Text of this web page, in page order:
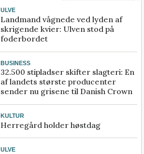
ULVE
Landmand vågnede ved lyden af
skrigende kvier: Ulven stod på
foderbordet
BUSINESS
32.500 stipladser skifter slagteri: En
af landets største producenter
sender nu grisene til Danish Crown
KULTUR
Herregård holder høstdag
ULVE